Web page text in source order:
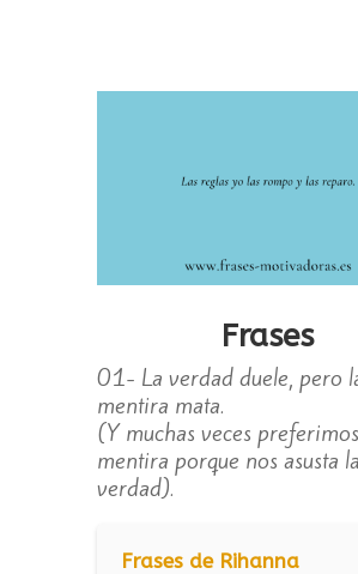
Frases
01- La verdad duele, pero
mentira mata.
(Y muchas veces
mentira porque nos asusta la
verdad).
Frases de Rihanna